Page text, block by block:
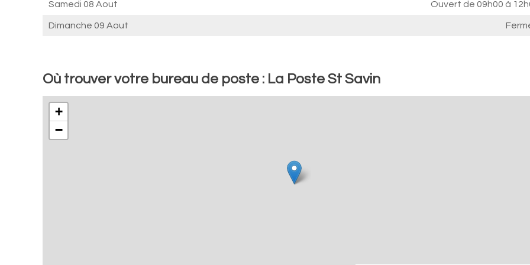
Samedi 08 Aout Ouvert de 09h00 à
Dimanche 09 Aout
Où trouver votre bureau de poste : La Poste St Savin
+
−